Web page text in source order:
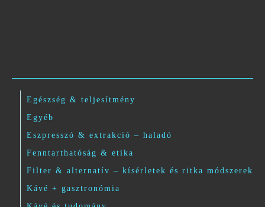
Egészség & teljesítmény
Egyéb
Eszpresszó & extrakció – haladó
Fenntarthatóság & etika
Filter & alternatív – kísérletek és ritka módszerek
Kávé + gasztronómia